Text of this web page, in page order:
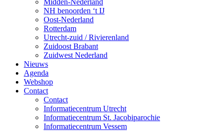
Midden-Nederland
NH benoorden ‘t IJ
Oost-Nederland
Rotterdam
Utrecht-zuid / Rivierenland
Zuidoost Brabant
Zuidwest Nederland
Nieuws
Agenda
Webshop
Contact
Contact
Informatiecentrum Utrecht
Informatiecentrum St. Jacobiparochie
Informatiecentrum Vessem